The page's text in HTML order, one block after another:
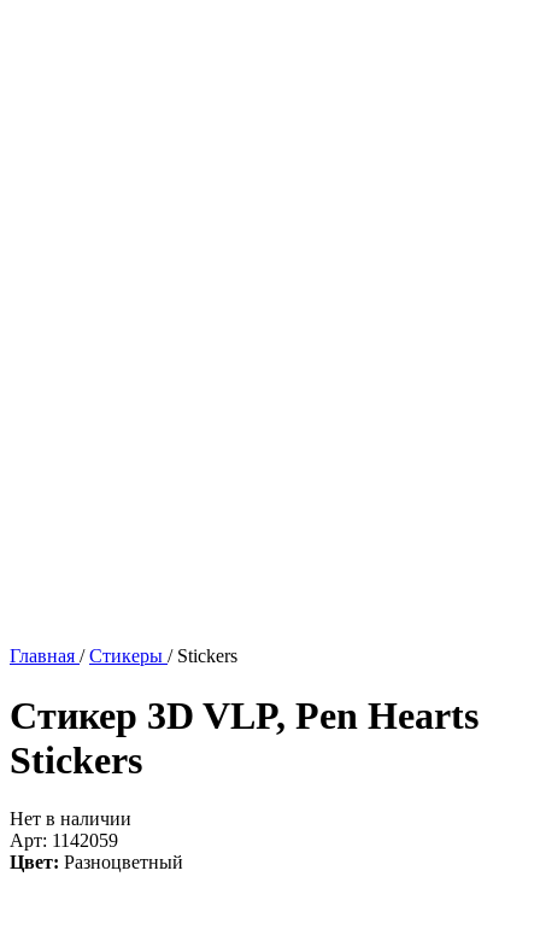
Главная / Стикеры / Stickers
Стикер 3D VLP, Pen Hearts
Stickers
Нет в наличии
Арт: 1142059
Цвет: Разноцветный